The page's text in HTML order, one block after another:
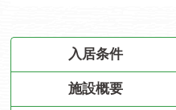
入居条件
施設概要